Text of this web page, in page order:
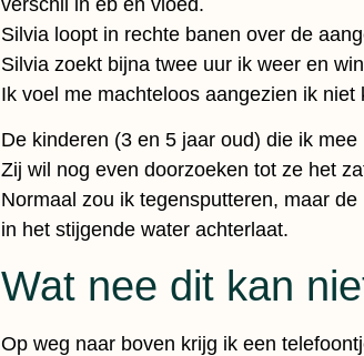
Silvia loopt in rechte banen over de
Silvia zoekt bijna twee uur ik weer en
Ik voel me machteloos aangezien ik niet
De kinderen (3 en 5 jaar oud) die ik
Zij wil nog even doorzoeken tot ze het
Normaal zou ik tegensputteren, maar
in het stijgende water achterlaat.
Wat nee dit kan
Op weg naar boven krijg ik een